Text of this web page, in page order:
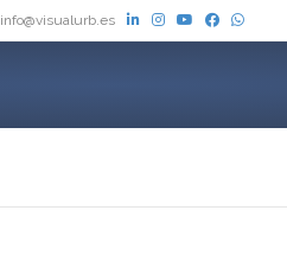
info@visualurb.es